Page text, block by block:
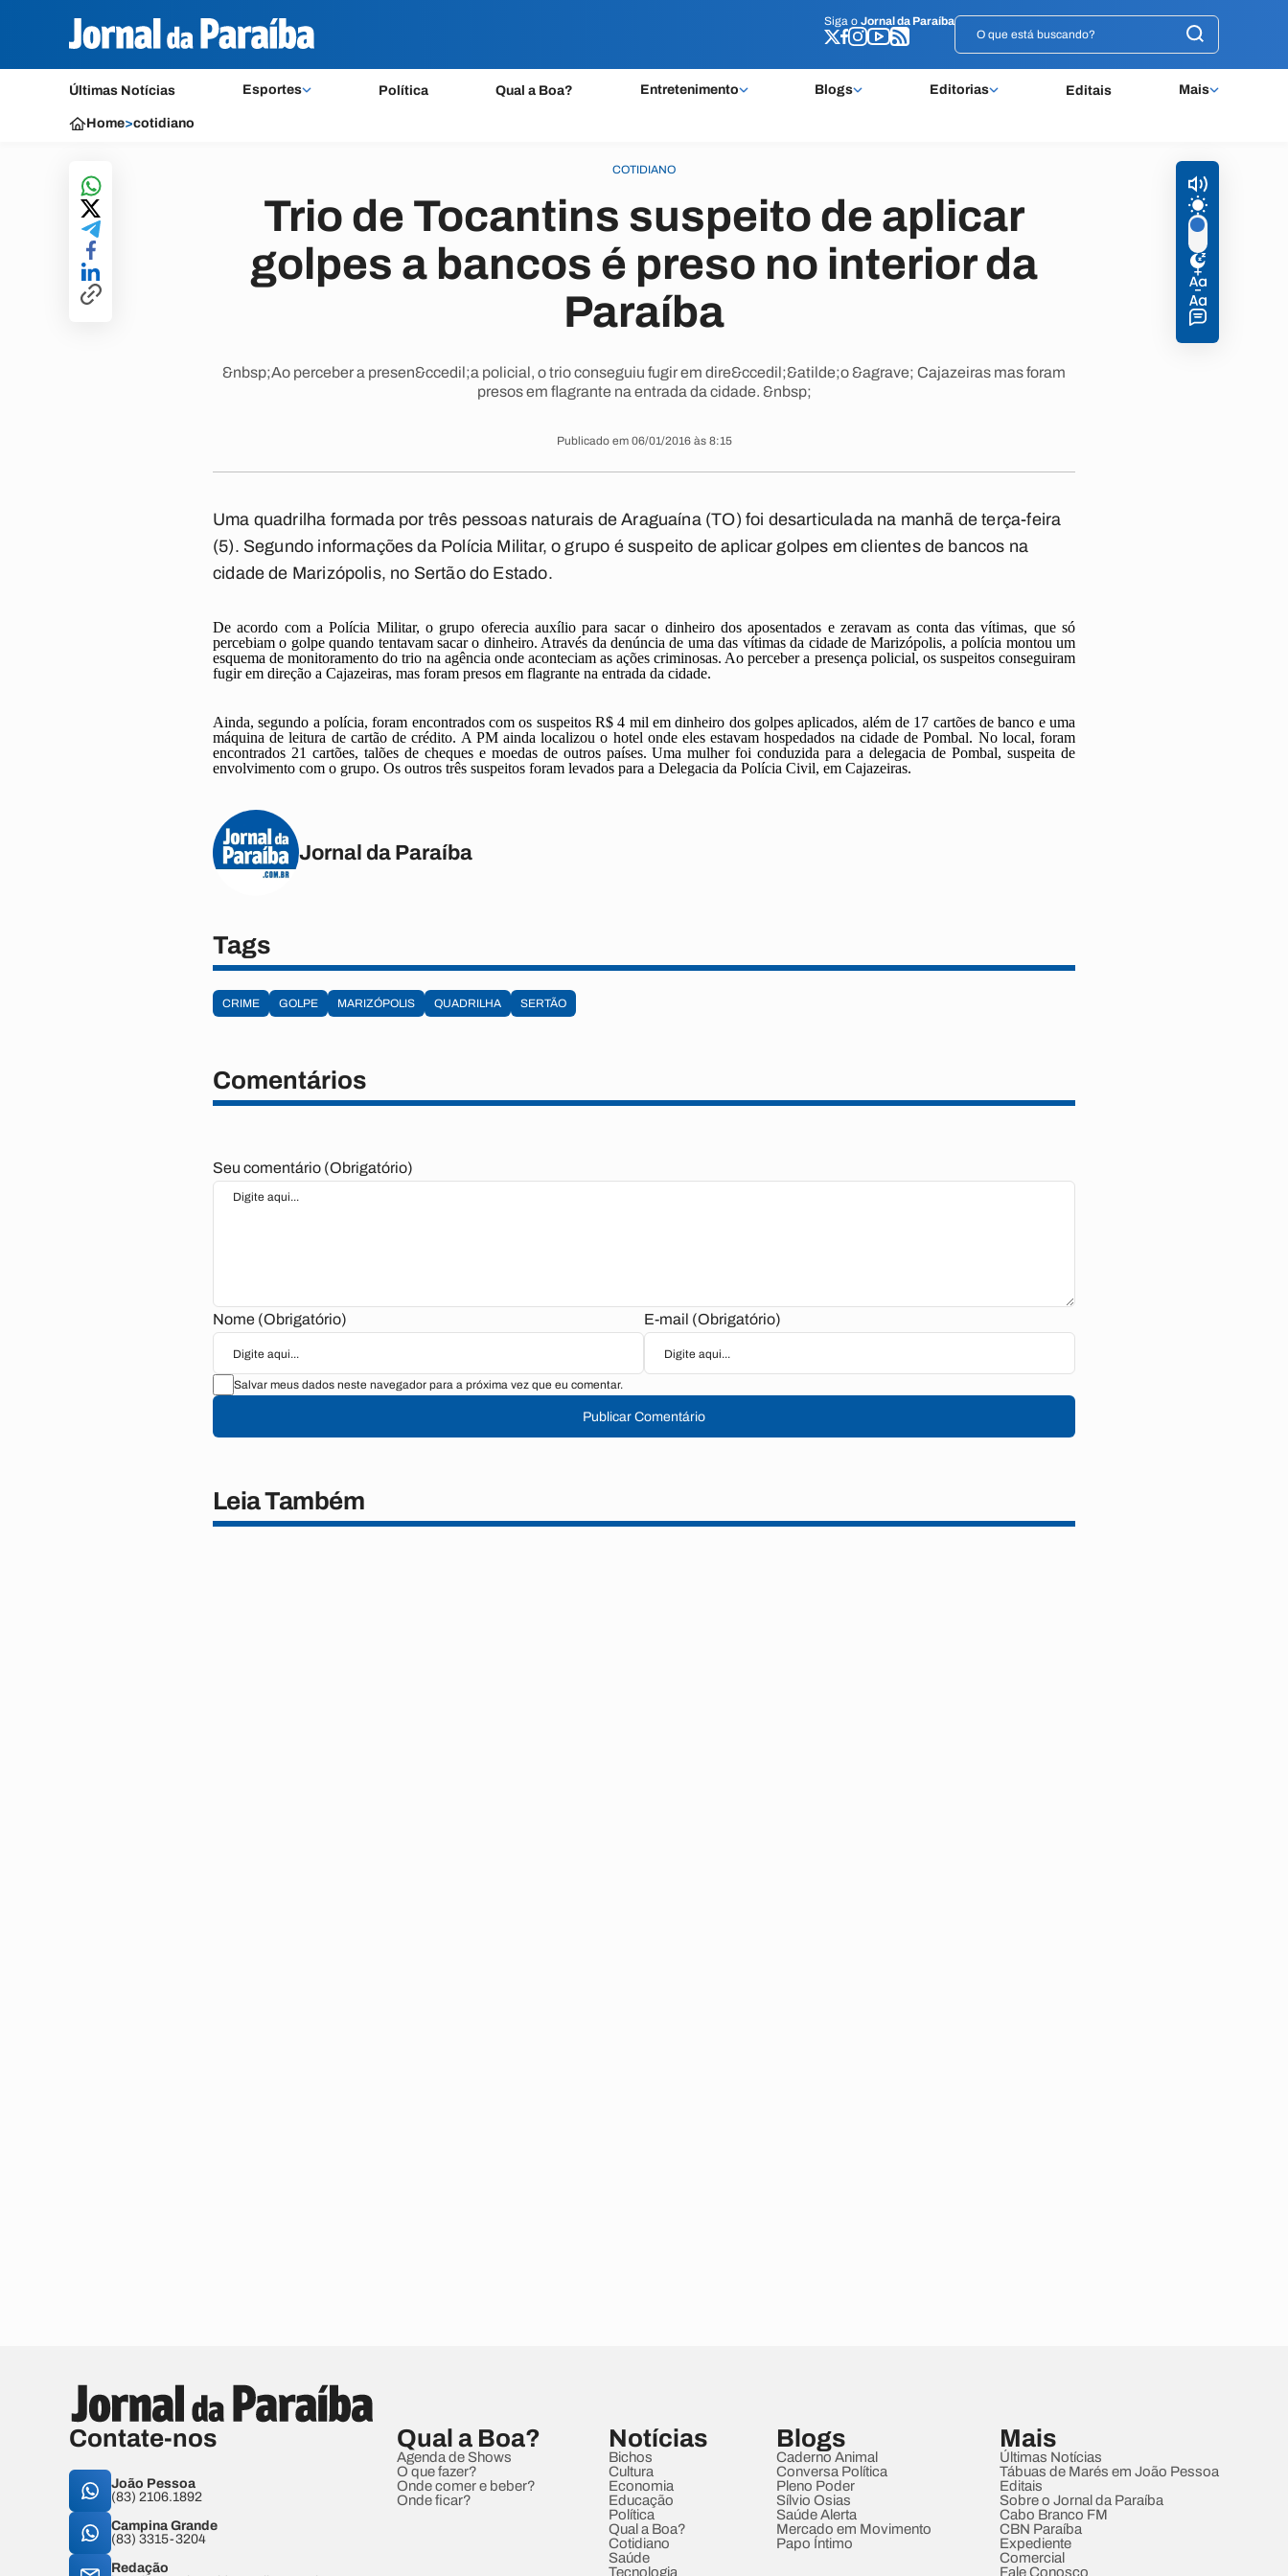
Siga o Jornal da Paraíba
Últimas Notícias Esportes Política Qual a Boa? Entretenimento Blogs Editorias Editais Mais
Siga o Jornal da Paraíba
Home>cotidiano
COTIDIANO
Trio de Tocantins suspeito de aplicar
golpes a bancos é preso no interior da
Paraíba
&nbsp;Ao perceber a presen&ccedil;a policial, o trio conseguiu fugir em dire&ccedil;&atilde;o &agrave; Cajazeiras mas foram
presos em flagrante na entrada da cidade. &nbsp;
Publicado em 06/01/2016 às 8:15
Uma quadrilha formada por três pessoas naturais de Araguaína (TO) foi desarticulada na manhã de terça-feira
(5). Segundo informações da Polícia Militar, o grupo é suspeito de aplicar golpes em clientes de bancos na
cidade de Marizópolis, no Sertão do Estado.
De acordo com a Polícia Militar, o grupo oferecia auxílio para sacar o dinheiro dos aposentados e zeravam as conta das vítimas, que só
percebiam o golpe quando tentavam sacar o dinheiro. Através da denúncia de uma das vítimas da cidade de Marizópolis, a polícia montou um
esquema de monitoramento do trio na agência onde aconteciam as ações criminosas. Ao perceber a presença policial, os suspeitos conseguiram
fugir em direção a Cajazeiras, mas foram presos em flagrante na entrada da cidade.
Ainda, segundo a polícia, foram encontrados com os suspeitos R$ 4 mil em dinheiro dos golpes aplicados, além de 17 cartões de banco e uma
máquina de leitura de cartão de crédito. A PM ainda localizou o hotel onde eles estavam hospedados na cidade de Pombal. No local, foram
encontrados 21 cartões, talões de cheques e moedas de outros países. Uma mulher foi conduzida para a delegacia de Pombal, suspeita de
envolvimento com o grupo. Os outros três suspeitos foram levados para a Delegacia da Polícia Civil, em Cajazeiras.
Jornal da Paraíba
Tags
CRIME GOLPE MARIZÓPOLIS QUADRILHA SERTÃO
Comentários
Seu comentário (Obrigatório)
Nome (Obrigatório) E-mail (Obrigatório)
Salvar meus dados neste navegador para a próxima vez que eu comentar.
Publicar Comentário
Leia Também
Contate-nos
João Pessoa
(83) 2106.1892
Campina Grande
(83) 3315-3204
Redação
Qual a Boa?
Agenda de Shows
O que fazer?
Onde comer e beber?
Onde ficar?
Notícias
Bichos
Cultura
Economia
Educação
Política
Qual a Boa?
Cotidiano
Saúde
Tecnologia
Blogs
Caderno Animal
Conversa Política
Pleno Poder
Sílvio Osias
Saúde Alerta
Mercado em Movimento
Papo Íntimo
Mais
Últimas Notícias
Tábuas de Marés em João Pessoa
Editais
Sobre o Jornal da Paraíba
Cabo Branco FM
CBN Paraíba
Expediente
Comercial
Fale Conosco